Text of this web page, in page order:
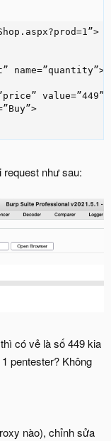
name=”quantity”>
value=”449”>
request như sau:
có vẻ là số 449 kia
pentester? Không
nào), chỉnh sửa